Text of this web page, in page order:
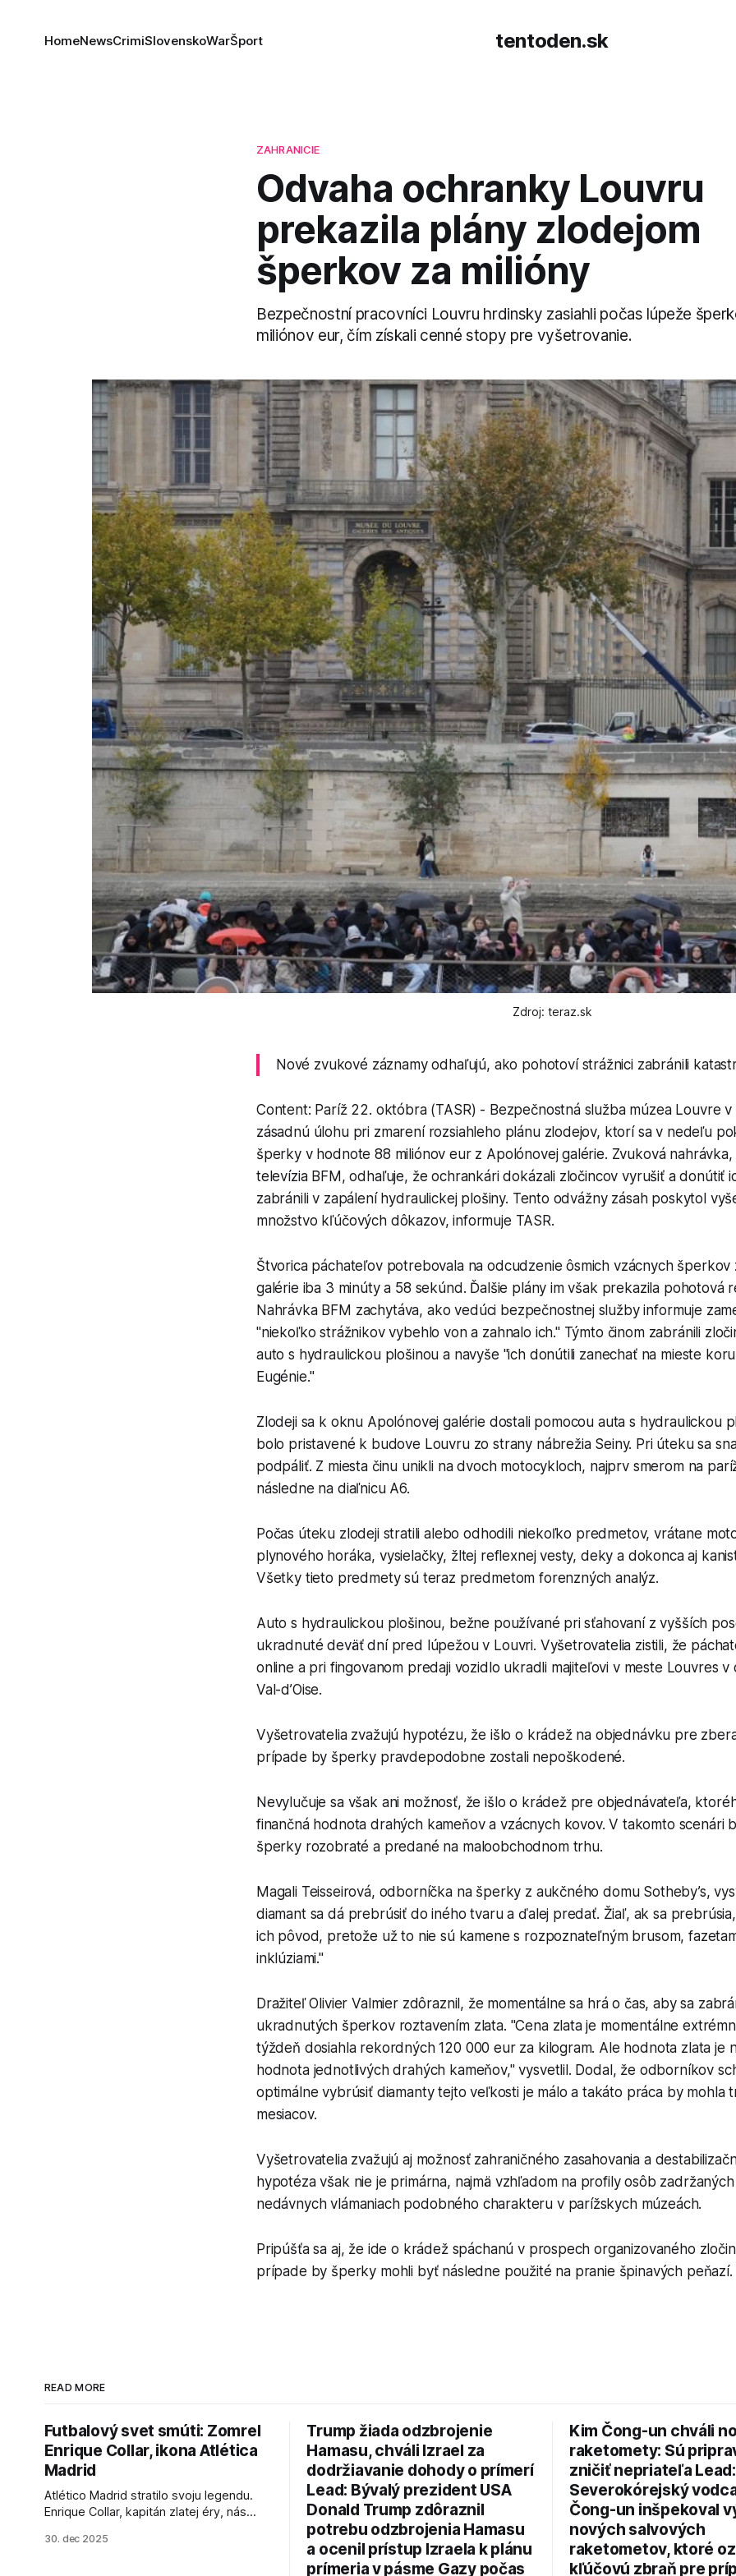
tentoden.sk
HomeNewsCrimiSlovenskoWarŠport
ZAHRANICIE
Odvaha ochranky Louvru
prekazila plány zlodejom
šperkov za milióny
Bezpečnostní pracovníci Louvru hrdinsky zasiahli počas lúpeže
miliónov eur, čím získali cenné stopy pre vyšetrovanie.
Zdroj: teraz.sk
Nové zvukové záznamy odhaľujú, ako pohotoví strážnici zabránili
Content: Paríž 22. októbra (TASR) - Bezpečnostná služba múzea Louvre v
zásadnú úlohu pri zmarení rozsiahleho plánu zlodejov, ktorí sa v nedeľu
šperky v hodnote 88 miliónov eur z Apolónovej galérie. Zvuková
televízia BFM, odhaľuje, že ochrankári dokázali zločincov vyrušiť a donútiť
zabránili v zapálení hydraulickej plošiny. Tento odvážny zásah poskytol
množstvo kľúčových dôkazov, informuje TASR.
Štvorica páchateľov potrebovala na odcudzenie ôsmich vzácnych šperkov
galérie iba 3 minúty a 58 sekúnd. Ďalšie plány im však prekazila pohotová
Nahrávka BFM zachytáva, ako vedúci bezpečnostnej služby informuje
"niekoľko strážnikov vybehlo von a zahnalo ich." Týmto činom zabránili
auto s hydraulickou plošinou a navyše "ich donútili zanechať na mieste
Eugénie."
Zlodeji sa k oknu Apolónovej galérie dostali pomocou auta s hydraulickou
bolo pristavené k budove Louvru zo strany nábrežia Seiny. Pri úteku sa
podpáliť. Z miesta činu unikli na dvoch motocykloch, najprv smerom na
následne na diaľnicu A6.
Počas úteku zlodeji stratili alebo odhodili niekoľko predmetov, vrátane
plynového horáka, vysielačky, žltej reflexnej vesty, deky a dokonca aj
Všetky tieto predmety sú teraz predmetom forenzných analýz.
Auto s hydraulickou plošinou, bežne používané pri sťahovaní z vyšších
ukradnuté deväť dní pred lúpežou v Louvri. Vyšetrovatelia zistili, že
online a pri fingovanom predaji vozidlo ukradli majiteľovi v meste Louvres
Val-d’Oise.
Vyšetrovatelia zvažujú hypotézu, že išlo o krádež na objednávku pre
prípade by šperky pravdepodobne zostali nepoškodené.
Nevylučuje sa však ani možnosť, že išlo o krádež pre objednávateľa,
finančná hodnota drahých kameňov a vzácnych kovov. V takomto scenári
šperky rozobraté a predané na maloobchodnom trhu.
Magali Teisseirová, odborníčka na šperky z aukčného domu Sotheby’s,
diamant sa dá prebrúsiť do iného tvaru a ďalej predať. Žiaľ, ak sa
ich pôvod, pretože už to nie sú kamene s rozpoznateľným brusom,
inklúziami."
Dražiteľ Olivier Valmier zdôraznil, že momentálne sa hrá o čas, aby sa
ukradnutých šperkov roztavením zlata. "Cena zlata je momentálne
týždeň dosiahla rekordných 120 000 eur za kilogram. Ale hodnota zlata je
hodnota jednotlivých drahých kameňov," vysvetlil. Dodal, že odborníkov
optimálne vybrúsiť diamanty tejto veľkosti je málo a takáto práca by mohla
mesiacov.
Vyšetrovatelia zvažujú aj možnosť zahraničného zasahovania a
hypotéza však nie je primárna, najmä vzhľadom na profily osôb
nedávnych vlámaniach podobného charakteru v parížskych múzeách.
Pripúšťa sa aj, že ide o krádež spáchanú v prospech organizovaného
prípade by šperky mohli byť následne použité na pranie špinavých peňazí.
READ MORE
Futbalový svet smúti: Zomrel
Enrique Collar, ikona Atlética
Madrid
Atlético Madrid stratilo svoju legendu.
Enrique Collar, kapitán zlatej éry, nás
jeho úspechy a odkaz.
30. dec 2025
Trump žiada odzbrojenie
Hamasu, chváli Izrael za
dodržiavanie dohody o prímerí
Lead: Bývalý prezident USA
Donald Trump zdôraznil
potrebu odzbrojenia Hamasu
a ocenil prístup Izraela k plánu
prímeria v pásme Gazy počas
Kim Čong-un chváli
raketomety: Sú
zničiť nepriateľa Lead:
Severokórejský
Čong-un inšpekoval
nových salvových
raketometov, ktoré
kľúčovú zbraň pre